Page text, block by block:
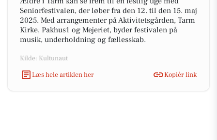
Seniorfestivalen, der løber fra den 12. til den 15. maj
2025. Med arrangementer på Aktivitetsgården, Tarm
Kirke, Pakhus1 og Mejeriet, byder festivalen på
musik, underholdning og fællesskab.
Kilde: Kultunaut
Læs hele artiklen her
Kopiér link